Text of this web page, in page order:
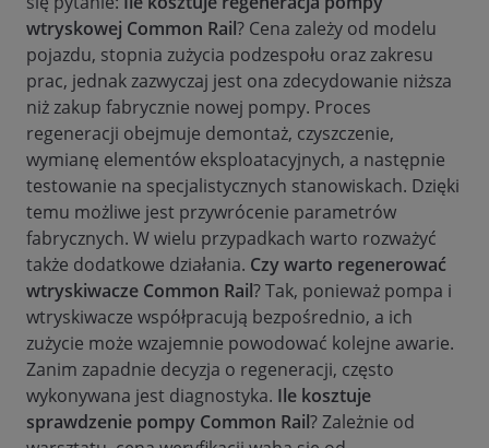
wtryskowej Common Rail? Cena zależy od modelu
pojazdu, stopnia zużycia podzespołu oraz zakresu
prac, jednak zazwyczaj jest ona zdecydowanie niższa
niż zakup fabrycznie nowej pompy. Proces
regeneracji obejmuje demontaż, czyszczenie,
wymianę elementów eksploatacyjnych, a następnie
testowanie na specjalistycznych stanowiskach. Dzięki
temu możliwe jest przywrócenie parametrów
fabrycznych. W wielu przypadkach warto rozważyć
także dodatkowe działania. Czy warto regenerować
wtryskiwacze Common Rail? Tak, ponieważ pompa i
wtryskiwacze współpracują bezpośrednio, a ich
zużycie może wzajemnie powodować kolejne awarie.
Zanim zapadnie decyzja o regeneracji, często
wykonywana jest diagnostyka. Ile kosztuje
sprawdzenie pompy Common Rail? Zależnie od